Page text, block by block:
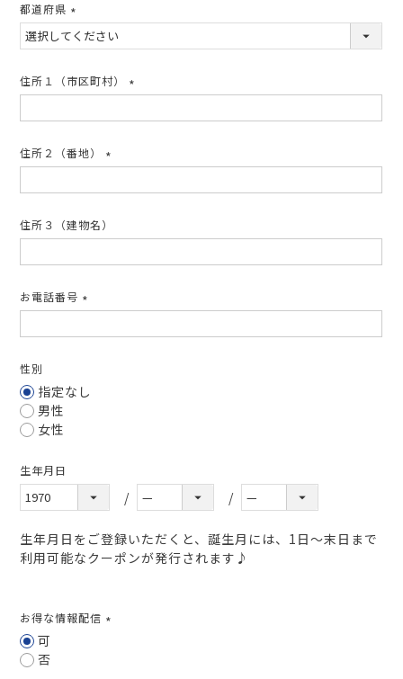
都道府県
(必
須)
住所１（市区町村）
須)
住所２（番地）
須)
住所３（建物名）
お電話番号
須)
性別
指定なし
男性
女性
生年月日
生年月日をご登録いただくと、誕生月には、1日～末日まで
利用可能なクーポンが発行されます♪
お得な情報配信
可
否